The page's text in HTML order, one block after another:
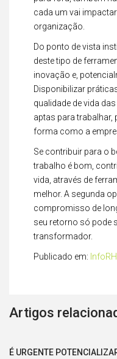
cada um vai
organização.
Do ponto de vista
deste tipo de
inovação e,
Disponibilizar
qualidade de vida
aptas para trabalhar,
forma como a
Se contribuir para o
trabalho é bom,
vida, através de
melhor. A segunda
compromisso de
seu retorno só pode
transformador.
Publicado em: InfoRH
Artigos
É URGENTE